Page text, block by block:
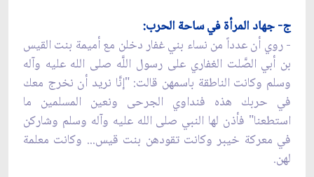
ج- جهاد المرأة في ساحة الحرب:
- روي أن عدداً من نساء بني غفار دخلن مع أميمة بنت القيس
بن أبي الصَّلت الغفاري على رسول اللَّه صلى الله عليه وآله
وسلم وكانت الناطقة باسمهن قالت: "إنَّا نريد أن نخرج معك
في حربك هذه فنداوي الجرحى ونعين المسلمين ما
استطعنا" فأذن لها النبي صلى الله عليه وآله وسلم وشاركن
في معركة خيبر وكانت تقودهن بنت قيس... وكانت معلمة
لهن.